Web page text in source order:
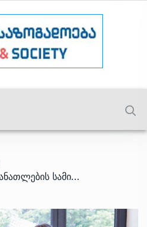
/ სასკოლო ფორმებს განათლების სამინისტრო შპს „გლორი ტექსტილი ინდასტრისგან“ შეიძენს